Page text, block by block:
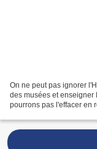
On ne peut pas ignorer
des musées et enseigner
pourrons pas l'effacer en